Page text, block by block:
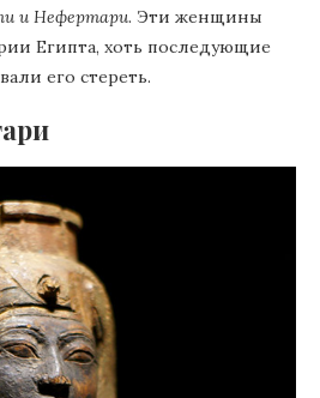
и Нефертари. Эти женщины
Египта, хоть последующие
его стереть.